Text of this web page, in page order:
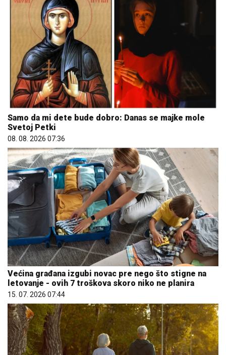
Samo da mi dete bude dobro: Danas se majke mole
Svetoj Petki
08. 08. 2026 07:36
Većina građana izgubi novac pre nego što stigne na
letovanje - ovih 7 troškova skoro niko ne planira
15. 07. 2026 07:44